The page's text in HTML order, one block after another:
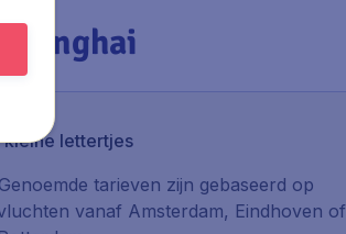
Shanghai
kleine lettertjes
Genoemde tarieven zijn gebaseerd op
vanaf Amsterdam, Eindhoven of